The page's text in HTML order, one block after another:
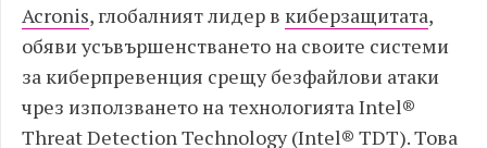
Acronis, глобалният лидер в киберзащитата,
обяви усъвършенстването на своите системи
за киберпревенция срещу безфайлови атаки
чрез използването на технологията Intel®
Threat Detection Technology (Intel® TDT). Това